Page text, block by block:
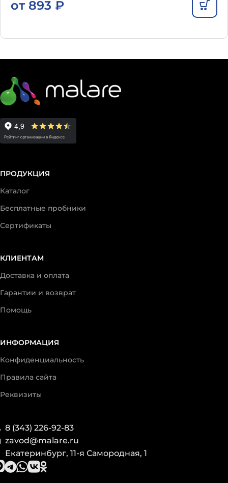
от 893 ₽
ПРОДУКЦИЯ
Каталог
Бесплатные пробники
Сертификаты
КЛИЕНТАМ
Доставка и оплата
Гарантии и возврат
Помощь
ИНФОРМАЦИЯ
Конфиденциальность
Правила сайта
Реквизиты
8 (343) 226-92-83
zavod@malare.ru
Екатеринбург, 11-я Самородная, 1